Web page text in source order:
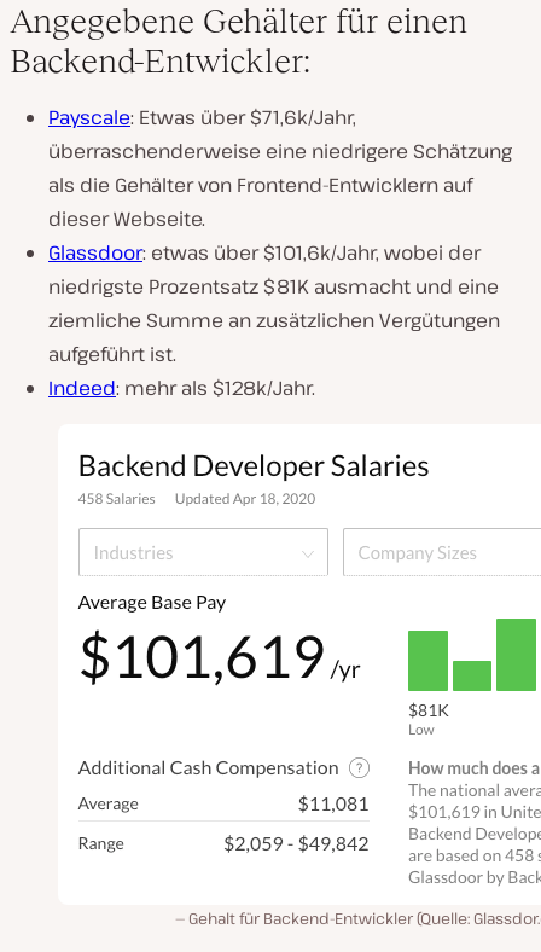
Angegebene Gehälter für einen
Backend-Entwickler:
Payscale: Etwas über $71,6k/Jahr,
überraschenderweise eine niedrigere Schätzung
als die Gehälter von Frontend-Entwicklern auf
dieser Webseite.
Glassdoor: etwas über $101,6k/Jahr, wobei der
niedrigste Prozentsatz $81K ausmacht und eine
ziemliche Summe an zusätzlichen Vergütungen
aufgeführt ist.
Indeed: mehr als $128k/Jahr.
Gehalt für Backend-Entwickler (Quelle: